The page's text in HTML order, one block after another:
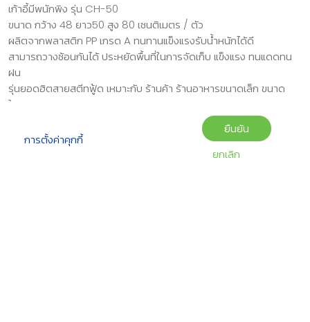
เก้าอี้มีพนักพิง รุ่น CH-50
ขนาด กว้าง 48 ยาว50 สูง 80 เซนติเมตร / ตัว
ผลิตจากพลาสติก PP เกรด A ทนทานแข็งแรงรับน้ำหนักได้ดี
สามารถวางซ้อนกันได้ ประหยัดพื้นที่ในการจัดเก็บ แข็งแรง ทนแดดทน
ฝน
รุ่นยอดฮิตสายสตีทฟู้ด เหมาะกับ ร้านค้า ร้านอาหารขนาดเล็ก ขนาด
ใหญ่
เก้าอี้จัดเลี้ยงโต๊ะจีน เก้าอี้งานกุศลงานถวายทำบุญวัด
การตั้งค่าคุกกี้
ยืนยัน
ยกเลิก